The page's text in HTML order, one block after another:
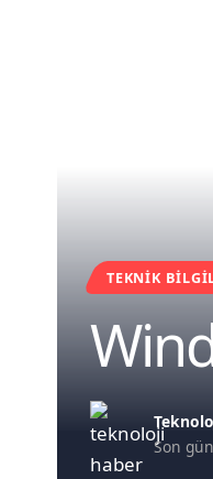
TEKNIK
Son